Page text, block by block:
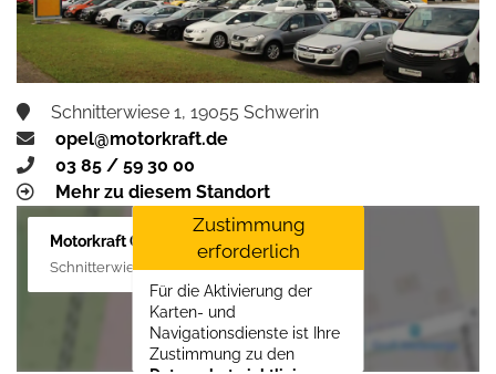
Schnitterwiese 1, 19055 Schwerin
opel@motorkraft.de
03 85 / 59 30 00
Mehr zu diesem Standort
Motorkraft GmbH
Schnitterwiese 1, 19055 Schwerin
Zustimmung
erforderlich
Für die Aktivierung der
Karten- und
Navigationsdienste ist Ihre
Zustimmung zu den